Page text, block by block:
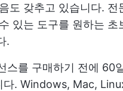
도 갖추고 있습니다. 전
있는 도구를 원하는 초
.
스를 구매하기 전에 60
다. Windows, Mac,